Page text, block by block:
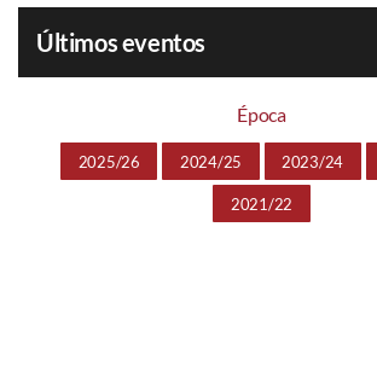
Últimos eventos
Época
2025/26 2024/25 2023/24
2021/22